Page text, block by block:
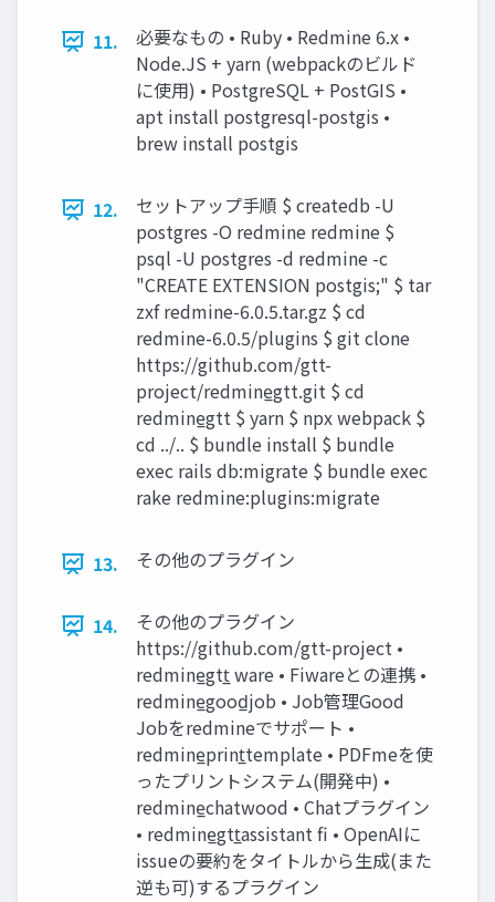
11.
必要なもの • Ruby • Redmine 6.x •
Node.JS + yarn (webpackのビルド
に使用) • PostgreSQL + PostGIS •
apt install postgresql-postgis •
brew install postgis
12.
セットアップ手順 $ createdb -U
postgres -O redmine redmine $
psql -U postgres -d redmine -c
"CREATE EXTENSION postgis;" $ tar
zxf redmine-6.0.5.tar.gz $ cd
redmine-6.0.5/plugins $ git clone
https://github.com/gtt-
project/redmine̲gtt.git $ cd
redmine̲gtt $ yarn $ npx webpack $
cd ../.. $ bundle install $ bundle
exec rails db:migrate $ bundle exec
rake redmine:plugins:migrate
13. その他のプラグイン
14.
その他のプラグイン
https://github.com/gtt-project •
redmine̲gtt̲ ware • Fiwareとの連携 •
redmine̲good̲job • Job管理Good
Jobをredmineでサポート •
redmine̲print̲template • PDFmeを使
ったプリントシステム(開発中) •
redmine̲chatwood • Chatプラグイン
• redmine̲gtt̲assistant fi • OpenAIに
issueの要約をタイトルから生成(また
逆も可)するプラグイン